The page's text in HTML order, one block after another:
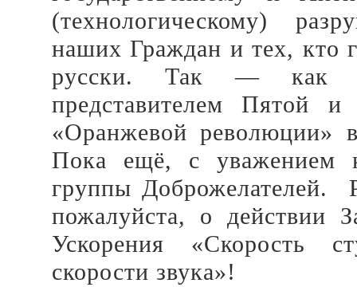
(технологическому)
наших Граждан и тех, кто
русски. Так — как
представителем Пятой
«Оранжевой
Пока ещё, с
группы Доброжелателей.
пожалуйста, о действии
Ускорения «Скорость
скорости звука»!